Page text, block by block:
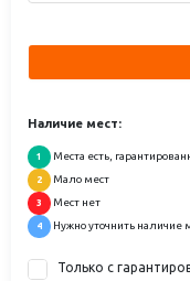
Наличие мест:
1 Места есть,
2 Мало мест
3 Мест нет
4 Нужно уточнить наличие
Только с